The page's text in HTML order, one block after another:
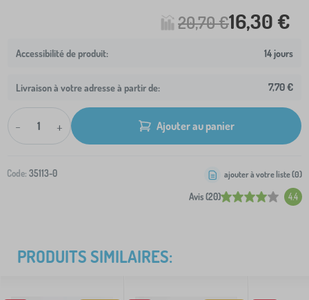
20,70 €16,30 €
14 jours
Livraison à votre adresse à partir de: 7,70 €
- + Ajouter au panier
Code: 35113-0
Avis (20) 4.4
ajouter à votre liste (0)
PRODUITS SIMILAIRES: